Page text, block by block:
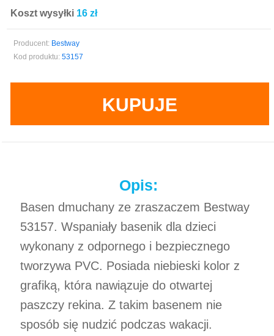
KUPUJE
Koszt wysyłki 16 zł
Producent: Bestway
Kod produktu: 53157
Opis:
Basen dmuchany ze zraszaczem Bestway
53157. Wspaniały basenik dla dzieci
wykonany z odpornego i bezpiecznego
tworzywa PVC. Posiada niebieski kolor z
grafiką, która nawiązuje do otwartej
paszczy rekina. Z takim basenem nie
sposób się nudzić podczas wakacji.